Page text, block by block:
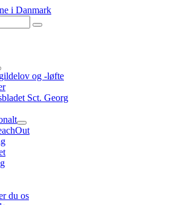
DanmarkSøg
og -løfte
Sct. Georg
expand
child
du os